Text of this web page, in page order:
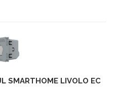
SMARTHOME LIVOLO EC